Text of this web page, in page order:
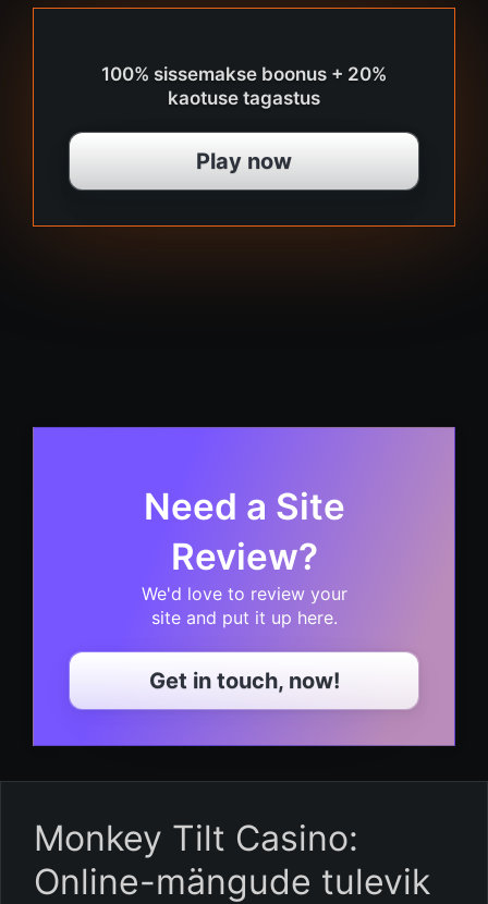
100% sissemakse boonus + 20%
kaotuse tagastus
Play now
Need a Site
Review?
We'd love to review your
site and put it up here.
Get in touch, now!
Monkey Tilt Casino:
Online-mängude tulevik